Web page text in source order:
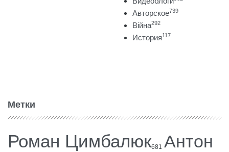
Авторское739
Війна292
История117
Метки
Роман Цимбалюк681 Антон